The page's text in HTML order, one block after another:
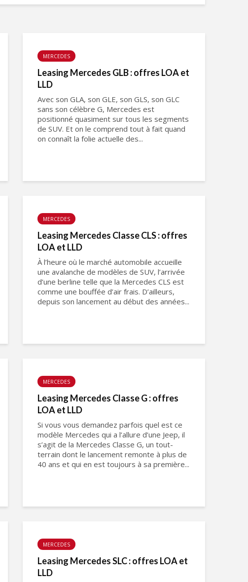
MERCEDES
Leasing Mercedes GLB : offres LOA et
LLD
Avec son GLA, son GLE, son GLS, son GLC
sans son célèbre G, Mercedes est
positionné quasiment sur tous les segments
de SUV. Et on le comprend tout à fait quand
on connaît la folie actuelle des...
MERCEDES
Leasing Mercedes Classe CLS : offres
LOA et LLD
À l’heure où le marché automobile accueille
une avalanche de modèles de SUV, l’arrivée
d’une berline telle que la Mercedes CLS est
comme une bouffée d’air frais. D’ailleurs,
depuis son lancement au début des années...
MERCEDES
Leasing Mercedes Classe G : offres
LOA et LLD
Si vous vous demandez parfois quel est ce
modèle Mercedes qui a l’allure d’une Jeep, il
s’agit de la Mercedes Classe G, un tout-
terrain dont le lancement remonte à plus de
40 ans et qui en est toujours à sa première...
MERCEDES
Leasing Mercedes SLC : offres LOA et
LLD